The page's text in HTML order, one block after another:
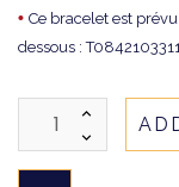
• Ce bracelet est
dessous :